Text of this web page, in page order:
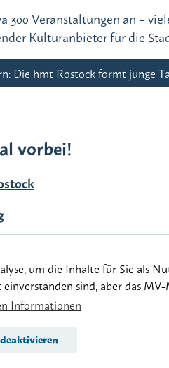
um die Inhalte für Sie als
sind, aber das
Informationen
300 Veranstaltungen an –
Kulturanbieter für die
Die hmt Rostock formt junge
vorbei!